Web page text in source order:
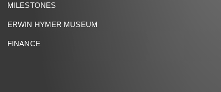
MILESTONES
ERWIN HYMER MUSEUM
FINANCE